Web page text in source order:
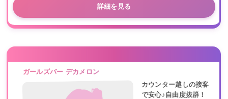
詳細を見る
ガールズバー デカメロン
カウンター越しの接客
で安心♪自由度抜群！